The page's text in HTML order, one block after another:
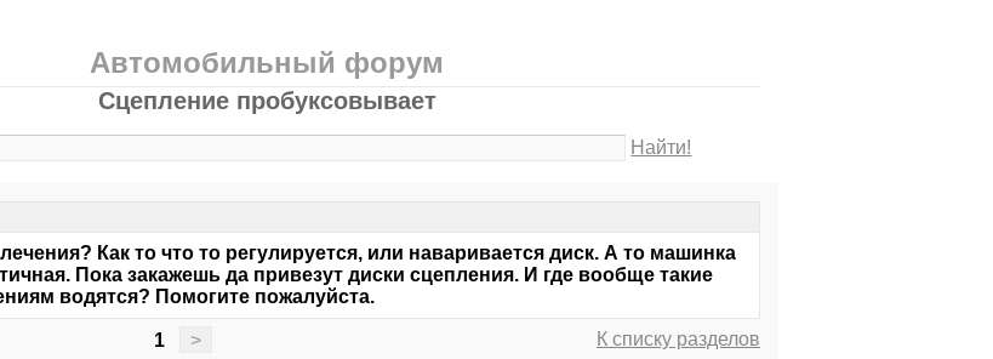
Автомобильный форум
Сцепление пробуксовывает
Найти!
Как то что то регулируется, или наваривается диск. А то машинка
Пока закажешь да привезут диски сцепления. И где вообще такие
водятся? Помогите пожалуйста.
1 >
К списку разделов